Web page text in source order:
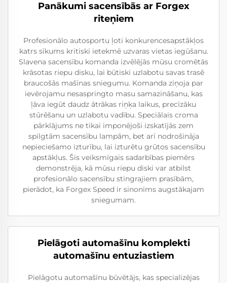
Panākumi sacensībās ar Forgex
riteņiem
Profesionālo autosportu ļoti konkurencesapstākļos
katrs sīkums kritiski ietekmē uzvaras vietas iegūšanu.
Slavena sacensību komanda izvēlējās mūsu cromētās
krāsotas riepu disku, lai būtiski uzlabotu savas trasē
braucošās mašīnas sniegumu. Komanda ziņoja par
ievērojamu nesaspringto masu samazināšanu, kas
ļāva iegūt daudz ātrākas riņķa laikus, precīzāku
stūrēšanu un uzlabotu vadību. Speciālais croma
pārklājums ne tikai imponējoši izskatījās zem
spilgtām sacensību lampām, bet arī nodrošināja
nepieciešamo izturību, lai izturētu grūtos sacensību
apstākļus. Šis veiksmīgais sadarbības piemērs
demonstrēja, kā mūsu riepu diski var atbilst
profesionālo sacensību stingrajiem prasībām,
pierādot, ka Forgex Speed ir sinonīms augstākajam
sniegumam.
Pielāgoti automašīnu komplekti
automašīnu entuziastiem
Pielāgotu automašīnu būvētājs, kas specializējas